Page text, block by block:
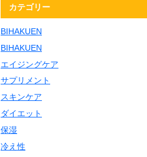
カテゴリー
BIHAKUEN
BIHAKUEN
エイジングケア
サプリメント
スキンケア
ダイエット
保湿
冷え性